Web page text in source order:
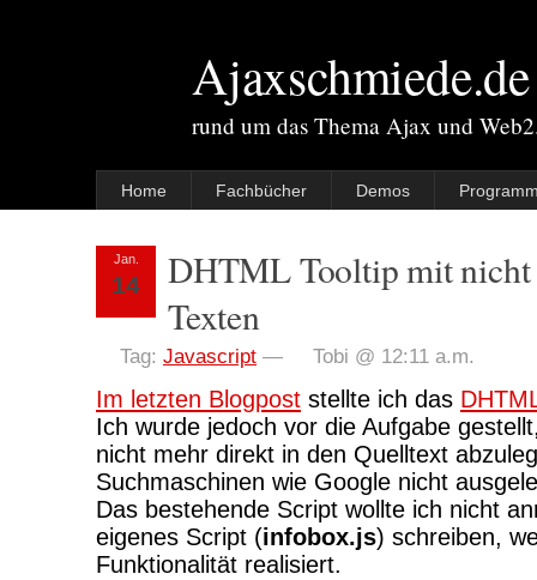
Ajaxschmiede.de
rund um das Thema Ajax und
Home Fachbücher Demos
Jan.
14
DHTML Tooltip mit nicht
Texten
Tag: Javascript — Tobi @ 12:11 a.m.
Im letzten Blogpost stellte ich das
Ich wurde jedoch vor die Aufgabe
nicht mehr direkt in den Quelltext
Suchmaschinen wie Google nicht
Das bestehende Script wollte ich nicht
eigenes Script (infobox.js) schreiben,
Funktionalität realisiert.